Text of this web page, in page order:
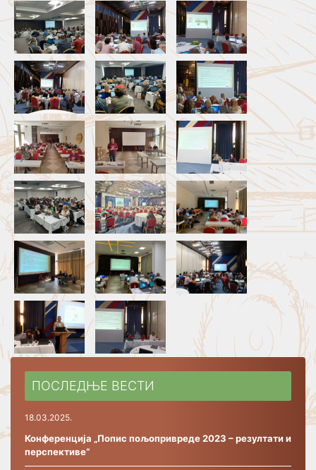
ПОСЛЕДЊЕ ВЕСТИ
18.03.2025.
Конференција „Попис пољопривреде 2023 – резултати и
перспективе“